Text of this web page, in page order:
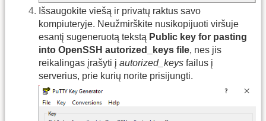
Išsaugokite viešą ir privatų raktus savo
kompiuteryje. Neužmirškite nusikopijuoti viršuje
esantį sugeneruotą tekstą Public key for pasting
into OpenSSH autorized_keys file, nes jis
reikalingas įrašyti į autorized_keys failus į
serverius, prie kurių norite prisijungti.